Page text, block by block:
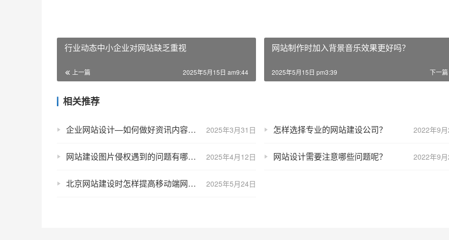
行业动态中小企业对网站缺乏重视
上一篇 2025年5月15日 am9:44
网站制作时加入背景音乐效果更好吗？
下一篇
2025年5月15日 pm3:39
相关推荐
2025年3月31日
企业网站设计—如何做好资讯内容的建设？ 2022年9
怎样选择专业的网站建设公司？
2025年4月12日
网站建设图片侵权遇到的问题有哪些？ 2022年9
网站设计需要注意哪些问题呢？
2025年5月24日
北京网站建设时怎样提高移动端网站的访问速度